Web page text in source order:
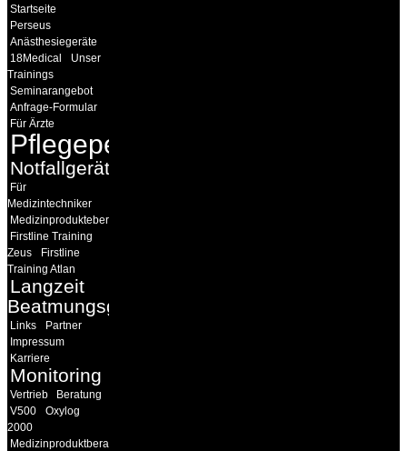
Startseite
Perseus
Anästhesiegeräte
18Medical
Unser
Trainings
Seminarangebot
Anfrage-Formular
Für Ärzte
Pflegepersonal
Notfallgeräte
Für
Medizintechniker
Medizinprodukteberater
Firstline Training
Zeus
Firstline
Training Atlan
Langzeit
Beatmungsgeräte
Links
Partner
Impressum
Karriere
Monitoring
Vertrieb
Beratung
V500
Oxylog
2000
Medizinproduktberater